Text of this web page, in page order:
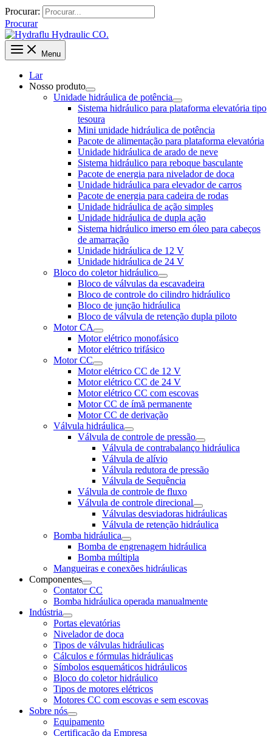
Procurar:
Procurar
Menu
Lar
Nosso produto
Unidade hidráulica de potência
Sistema hidráulico para plataforma elevatória tipo
tesoura
Mini unidade hidráulica de potência
Pacote de alimentação para plataforma elevatória
Unidade hidráulica de arado de neve
Sistema hidráulico para reboque basculante
Pacote de energia para nivelador de doca
Unidade hidráulica para elevador de carros
Pacote de energia para cadeira de rodas
Unidade hidráulica de ação simples
Unidade hidráulica de dupla ação
Sistema hidráulico imerso em óleo para cabeços
de amarração
Unidade hidráulica de 12 V
Unidade hidráulica de 24 V
Bloco do coletor hidráulico
Bloco de válvulas da escavadeira
Bloco de controle do cilindro hidráulico
Bloco de junção hidráulica
Bloco de válvula de retenção dupla piloto
Motor CA
Motor elétrico monofásico
Motor elétrico trifásico
Motor CC
Motor elétrico CC de 12 V
Motor elétrico CC de 24 V
Motor elétrico CC com escovas
Motor CC de ímã permanente
Motor CC de derivação
Válvula hidráulica
Válvula de controle de pressão
Válvula de contrabalanço hidráulica
Válvula de alívio
Válvula redutora de pressão
Válvula de Sequência
Válvula de controle de fluxo
Válvula de controle direcional
Válvulas desviadoras hidráulicas
Válvula de retenção hidráulica
Bomba hidráulica
Bomba de engrenagem hidráulica
Bomba múltipla
Mangueiras e conexões hidráulicas
Componentes
Contator CC
Bomba hidráulica operada manualmente
Indústria
Portas elevatórias
Nivelador de doca
Tipos de válvulas hidráulicas
Cálculos e fórmulas hidráulicas
Símbolos esquemáticos hidráulicos
Bloco do coletor hidráulico
Tipos de motores elétricos
Motores CC com escovas e sem escovas
Sobre nós
Equipamento
Certificação da Empresa